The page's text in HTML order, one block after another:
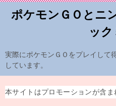
ポケモンＧＯとニ
ック
実際にポケモンＧＯをプレイして
しています。
本サイトはプロモーションが含ま